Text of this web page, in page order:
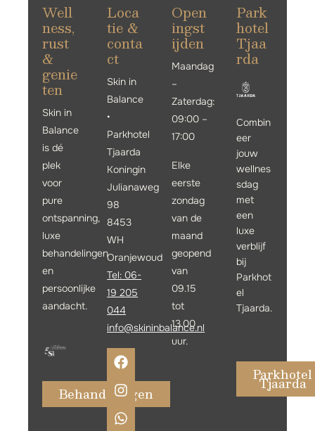
Well
ness,
rust
&
genie
ten
Skin in
Balance
is dé
plek
voor
pure
ontspanning,
luxe
behandelingen
en
persoonlijke
aandacht.
Behandelingen
Loca
tie &
conta
ct
Skin in
Balance
•
Parkhotel
Tjaarda
Koningin
Julianaweg
98
8453
WH
Oranjewoud
Tel: 06-
19 205
044
info@skininbalance.nl
Open
ingst
ijden
Maandag
–
Zaterdag:
09:00 –
17:00
Elke
eerste
zondag
van de
maand
geopend
van
09.15
tot
13.00
uur.
Park
hotel
Tjaa
rda
Combin
eer
jouw
wellnes
sdag
met
een
luxe
verblijf
bij
Parkhot
el
Tjaarda.
Parkhotel
Tjaarda